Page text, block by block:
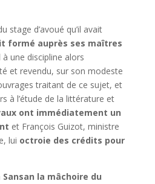
stage d’avoué qu’il avait
formé auprès ses maîtres
à une discipline alors
et revendu, sur son modeste
traitant de ce sujet, et
à l’étude de la littérature et
ont immédiatement un
et François Guizot, ministre
lui octroie des crédits pour
Sansan la mâchoire du